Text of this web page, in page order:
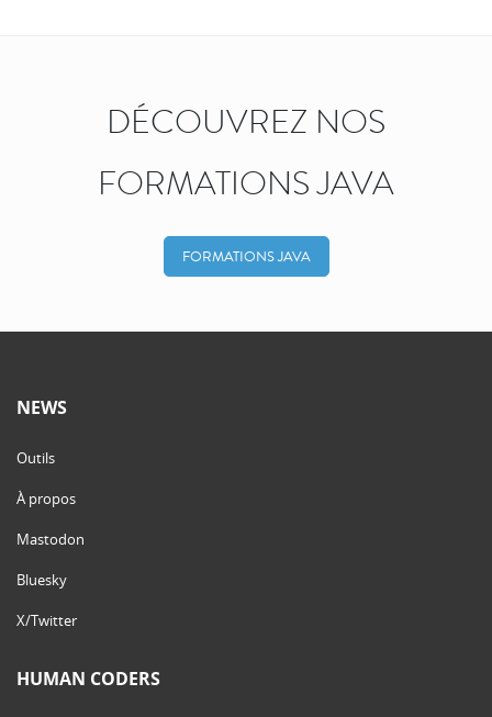
DÉCOUVREZ NOS
FORMATIONS JAVA
FORMATIONS JAVA
NEWS
Outils
À propos
Mastodon
Bluesky
X/Twitter
HUMAN CODERS